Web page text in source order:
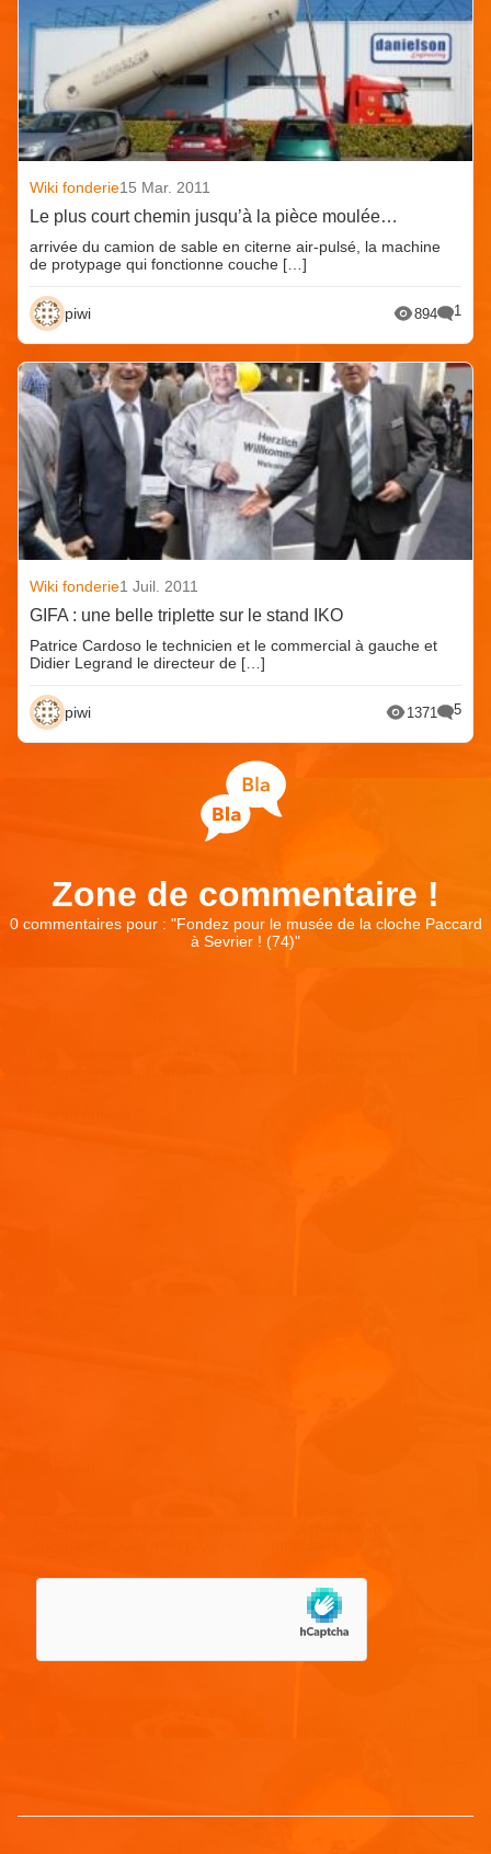
Wiki fonderie15 Mar. 2011
Le plus court chemin jusqu’à la pièce moulée…
arrivée du camion de sable en citerne air-pulsé, la machine
de protypage qui fonctionne couche […]
piwi 894 1
Wiki fonderie1 Juil. 2011
GIFA : une belle triplette sur le stand IKO
Patrice Cardoso le technicien et le commercial à gauche et
Didier Legrand le directeur de […]
piwi 1371 5
Zone de commentaire !
0 commentaires pour : "Fondez pour le musée de la cloche Paccard
à Sevrier ! (74)"